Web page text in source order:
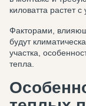
киловатта растет
Факторами,
будут
участка,
тепла.